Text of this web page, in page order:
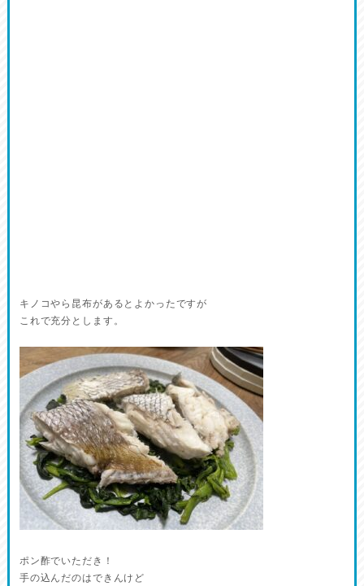
キノコやら昆布があるとよかったですが
これで充分とします。
ポン酢でいただき！
手の込んだのはできんけど